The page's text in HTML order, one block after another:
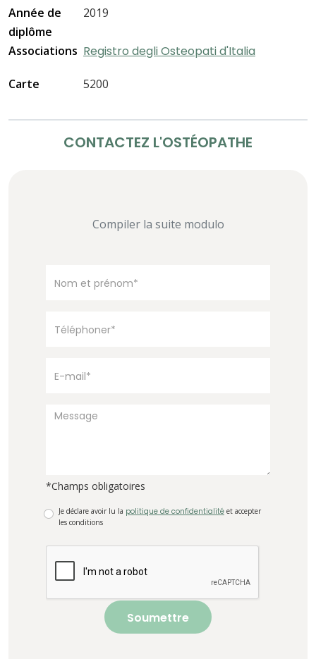
Année de
diplôme
2019
Associations Registro degli Osteopati d'Italia
Carte 5200
CONTACTEZ L'OSTÉOPATHE
Compiler la suite modulo
*Champs obligatoires
Je déclare avoir lu la politique de confidentialité et accepter
les conditions
Soumettre